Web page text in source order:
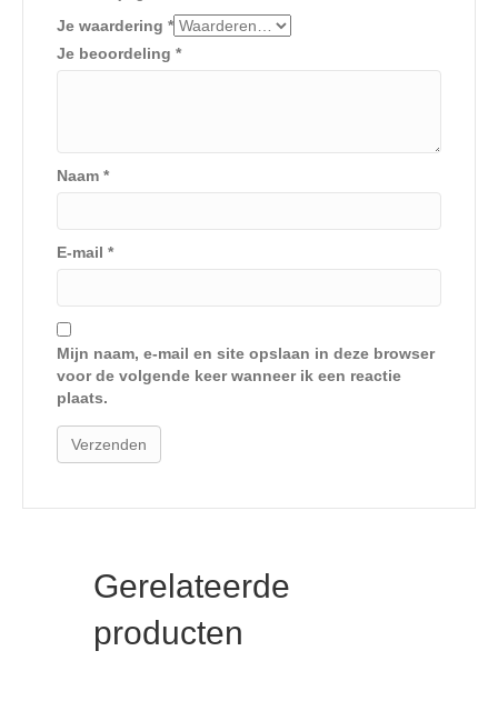
Je waardering *
Je beoordeling *
Naam *
E-mail *
Mijn naam, e-mail en site opslaan in deze browser
voor de volgende keer wanneer ik een reactie
plaats.
Gerelateerde
producten